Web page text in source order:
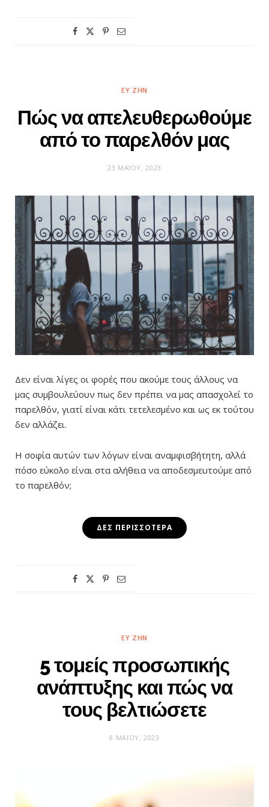
ΕΥ ΖΗΝ
Πώς να απελευθερωθούμε
από το παρελθόν μας
23 ΜΑΪ́ΟΥ, 2023
Δεν είναι λίγες οι φορές που ακούμε τους άλλους να
μας συμβουλεύουν πως δεν πρέπει να μας απασχολεί το
παρελθόν, γιατί είναι κάτι τετελεσμένο και ως εκ τούτου
δεν αλλάζει.
Η σοφία αυτών των λόγων είναι αναμφισβήτητη, αλλά
πόσο εύκολο είναι στα αλήθεια να αποδεσμευτούμε από
το παρελθόν;
ΔΕΣ ΠΕΡΙΣΣΌΤΕΡΑ
ΕΥ ΖΗΝ
5 τομείς προσωπικής
ανάπτυξης και πώς να
τους βελτιώσετε
8 ΜΑΪ́ΟΥ, 2023